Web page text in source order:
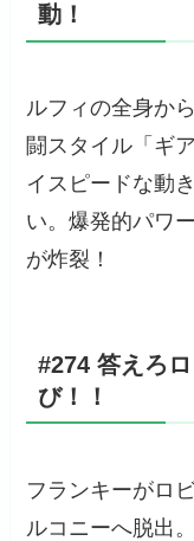
動！
ルフィの全身か
闘スタイル「ギ
イスピードな動
い。爆発的パワ
が炸裂！
#274 答えろ
び！！
フランキーがロ
ルコニーへ脱出